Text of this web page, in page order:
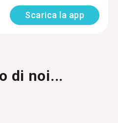
Scarica la app
di noi...